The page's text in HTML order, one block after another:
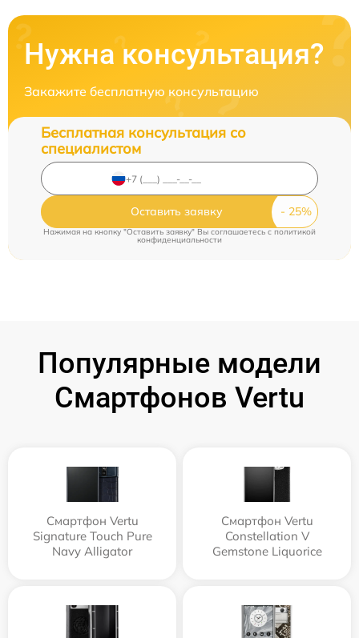
Нужна консультация?
Закажите бесплатную консультацию
Бесплатная консультация со
специалистом
Оставить заявку
Нажимая на кнопку "Оставить заявку" Вы соглашаетесь cполитикой
конфиденциальности
Популярные модели
Смартфонов Vertu
Смартфон Vertu
Signature Touch Pure
Navy Alligator
Смартфон Vertu
Constellation V
Gemstone Liquorice